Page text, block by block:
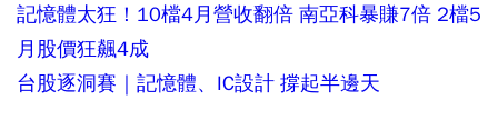
記憶體太狂！10檔4月營收翻倍 南亞科暴賺7倍 2檔5
月股價狂飆4成
台股逐洞賽｜記憶體、IC設計 撐起半邊天